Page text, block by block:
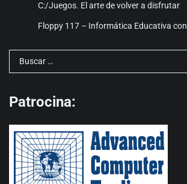
C:/Juegos. El arte de volver a disfrutar
Floppy 117 – Informática Educativa
Buscar:
Patrocina: